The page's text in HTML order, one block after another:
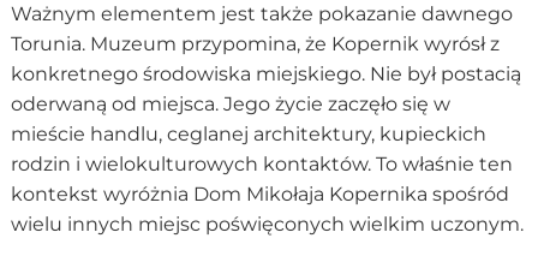
Ważnym elementem jest także pokazanie dawnego
Torunia. Muzeum przypomina, że Kopernik wyrósł z
konkretnego środowiska miejskiego. Nie był postacią
oderwaną od miejsca. Jego życie zaczęło się w
mieście handlu, ceglanej architektury, kupieckich
rodzin i wielokulturowych kontaktów. To właśnie ten
kontekst wyróżnia Dom Mikołaja Kopernika spośród
wielu innych miejsc poświęconych wielkim uczonym.